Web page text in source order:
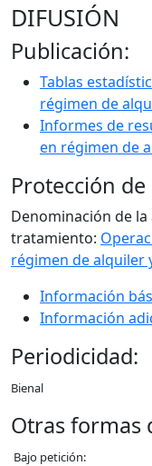
DIFUSIÓN
Publicación:
Tablas
régimen de
Informes de
en régimen de
Protección de
Denominación de
tratamiento:
régimen de alquiler
Información
Información
Periodicidad:
Bienal
Otras formas
Bajo petición: